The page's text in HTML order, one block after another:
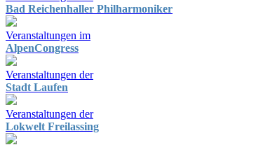
Bad Reichenhaller Philharmoniker
Veranstaltungen im
AlpenCongress
Veranstaltungen der
Stadt Laufen
Veranstaltungen der
Lokwelt Freilassing